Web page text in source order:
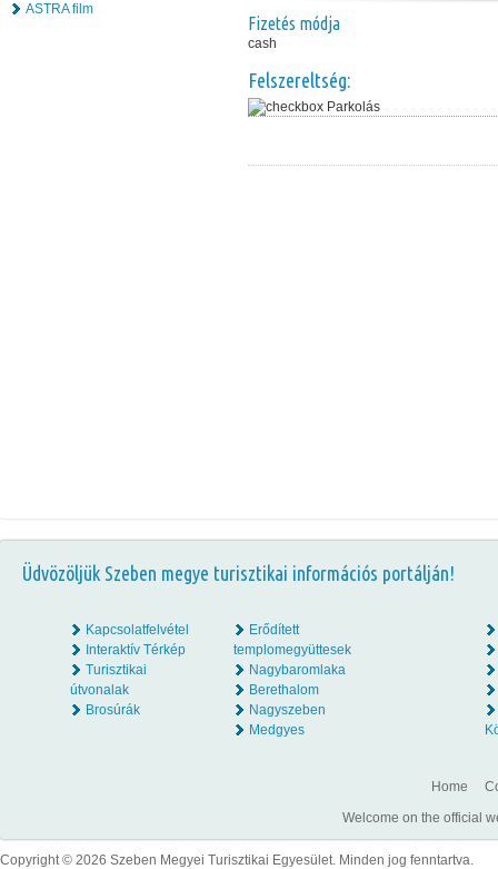
ASTRA film
Fizetés módja
cash
Felszereltség:
Parkolás
Üdvözöljük Szeben megye turisztikai információs portálján!
Kapcsolatfelvétel
Interaktív Térkép
Turisztikai
útvonalak
Brosúrák
Erődített
templomegyüttesek
Nagybaromlaka
Berethalom
Nagyszeben
Medgyes
Home
Welcome on the official
Copyright © 2026 Szeben Megyei Turisztikai Egyesület. Minden jog fenntartva.